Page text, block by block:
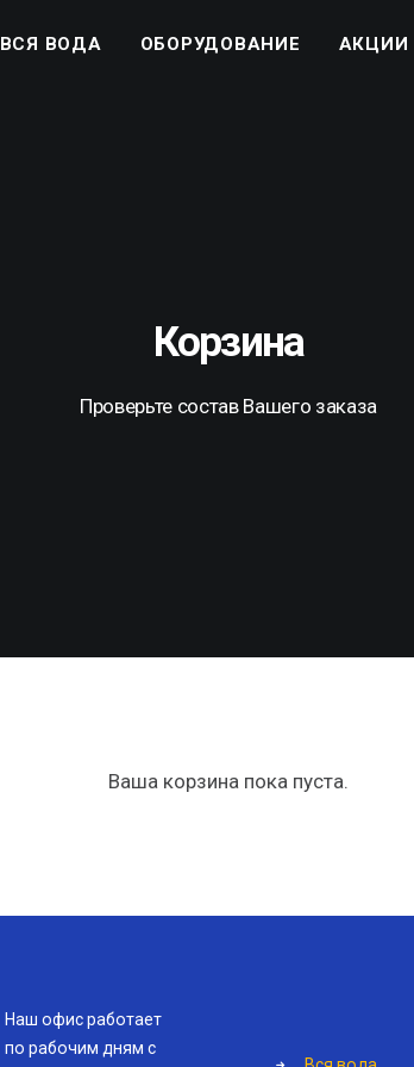
ВСЯ ВОДА ОБОРУДОВАНИЕ АКЦИИ
Корзина
Проверьте состав Вашего заказа
Ваша корзина пока пуста.
Наш офис работает
по рабочим дням с